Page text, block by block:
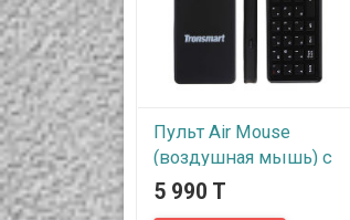
Пульт Air Mouse
(воздушная мышь) с
клавиатурой на
5 990 T